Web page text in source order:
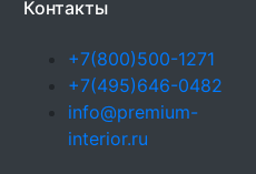
Контакты
+7(800)500-1271
+7(495)646-0482
info@premium-
interior.ru